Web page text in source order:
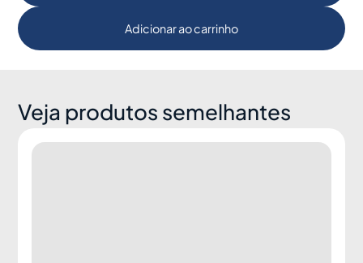
Adicionar ao carrinho
Veja produtos semelhantes